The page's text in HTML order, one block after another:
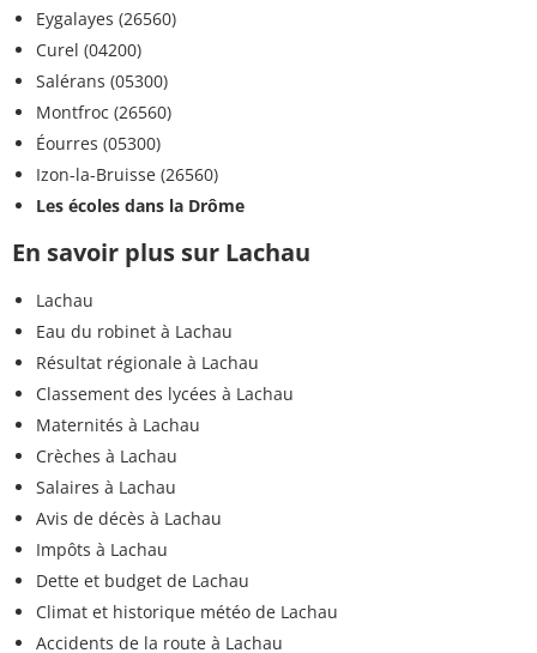
Eygalayes (26560)
Curel (04200)
Salérans (05300)
Montfroc (26560)
Éourres (05300)
Izon-la-Bruisse (26560)
Les écoles dans la Drôme
En savoir plus sur Lachau
Lachau
Eau du robinet à Lachau
Résultat régionale à Lachau
Classement des lycées à Lachau
Maternités à Lachau
Crèches à Lachau
Salaires à Lachau
Avis de décès à Lachau
Impôts à Lachau
Dette et budget de Lachau
Climat et historique météo de Lachau
Accidents de la route à Lachau